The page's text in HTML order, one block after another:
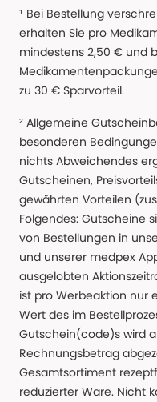
¹ Bei Bestellung
erhalten Sie pro
mindestens 2,50 € und
zu 30 € Sparvorteil.
² Allgemeine
besonderen
nichts Abweichendes
Gutscheinen,
gewährten Vorteilen
Folgendes: Gutscheine
von Bestellungen in
und unserer medpex
ausgelobten
ist pro Werbeaktion nur
Wert des im
Gutschein(code)s wird
Rechnungsbetrag
Gesamtsortiment
reduzierter Ware. Nicht